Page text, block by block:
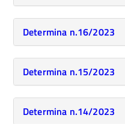
Determina n.16/2023
Determina n.15/2023
Determina n.14/2023